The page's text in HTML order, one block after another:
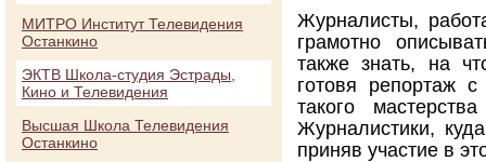
Журналисты,
грамотно
также знать, на
готовя репортаж
такого
Журналистики,
приняв участие в
МИТРО Институт Телевидения
Останкино
ЭКТВ Школа-студия Эстрады,
Кино и Телевидения
Высшая Школа Телевидения
Останкино